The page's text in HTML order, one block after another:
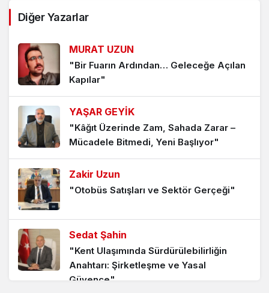
Diğer Yazarlar
MURAT UZUN
"Bir Fuarın Ardından… Geleceğe Açılan
Kapılar"
YAŞAR GEYİK
"Kâğıt Üzerinde Zam, Sahada Zarar –
Mücadele Bitmedi, Yeni Başlıyor"
Zakir Uzun
"Otobüs Satışları ve Sektör Gerçeği"
Sedat Şahin
"Kent Ulaşımında Sürdürülebilirliğin
Anahtarı: Şirketleşme ve Yasal
Güvence"